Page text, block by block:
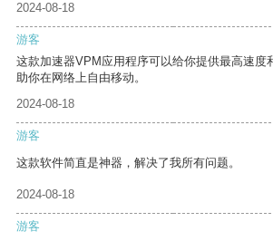
2024-08-18
游客
这款加速器VPM应用程序可以给你提供最高速度
助你在网络上自由移动。
2024-08-18
游客
这款软件简直是神器，解决了我所有问题。
2024-08-18
游客